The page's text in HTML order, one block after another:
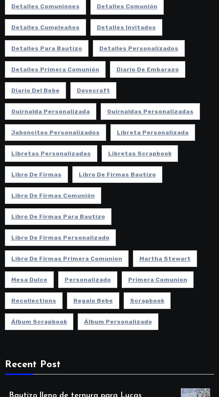
Detalles Comuniones Detalles Comunión
Detalles Cumpleaños Detalles Invitados
Detalles Para Bautizo Detalles Personalizados
Detalles Primera Comunión Diario De Embarazo
Diario Del Bebe Dovecraft
Guirnalda Personalizada Guirnaldas Personalizadas
Jaboncitos Personalizados Libreta Personalizada
Libretas Personalizadas Libretas Scrapbook
Libro De Firmas Libro De Firmas Bautizo
Libro De Firmas Comunión
Libro De Firmas Para Bautizo
Libro De Firmas Personalizado
Libro De Firmas Primera Comunion Martha Stewart
Mesa Dulce Personalizado Primera Comunion
Recollections Regalo Bebe Scrapbook
Álbum Scrapbook Álbum Personalizado
Recent Post